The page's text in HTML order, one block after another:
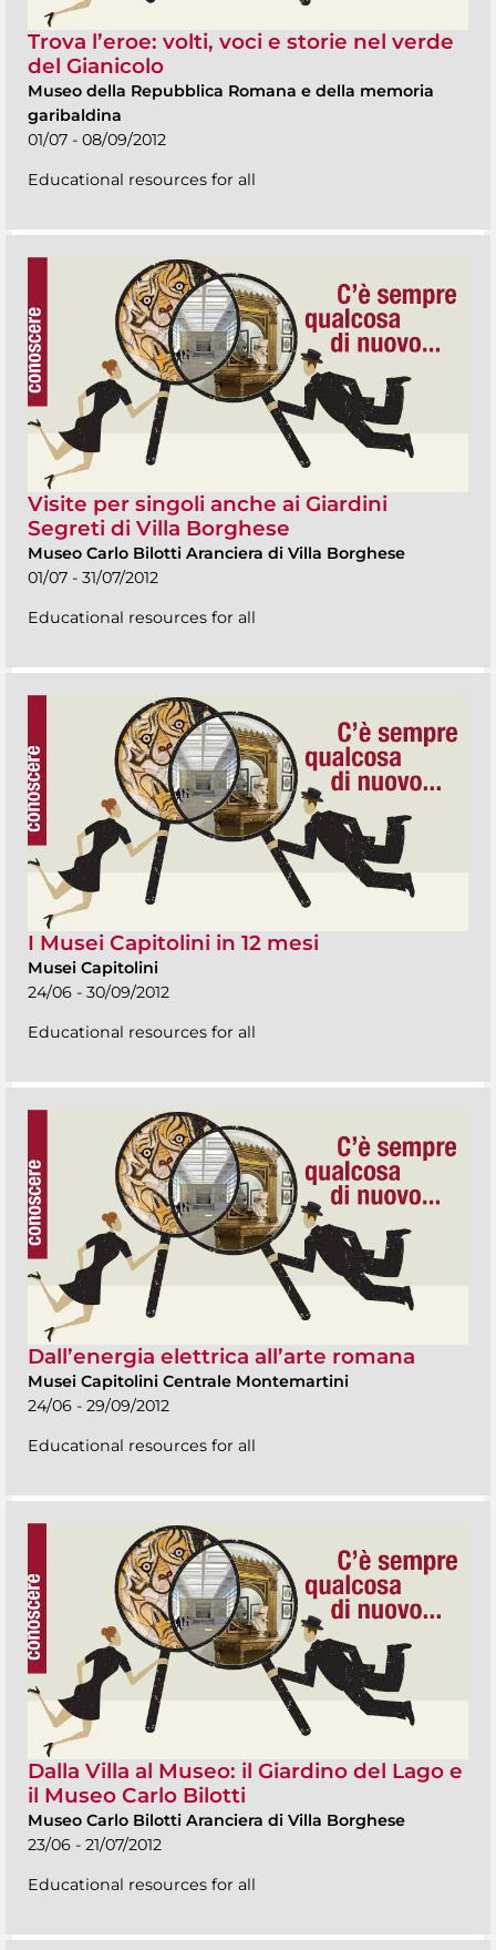
Trova l’eroe: volti, voci e storie nel verde
del Gianicolo
Museo della Repubblica Romana e della memoria
garibaldina
01/07 - 08/09/2012
Educational resources for all
Visite per singoli anche ai Giardini
Segreti di Villa Borghese
Museo Carlo Bilotti Aranciera di Villa Borghese
01/07 - 31/07/2012
Educational resources for all
I Musei Capitolini in 12 mesi
Musei Capitolini
24/06 - 30/09/2012
Educational resources for all
Dall’energia elettrica all’arte romana
Musei Capitolini Centrale Montemartini
24/06 - 29/09/2012
Educational resources for all
Dalla Villa al Museo: il Giardino del Lago e
il Museo Carlo Bilotti
Museo Carlo Bilotti Aranciera di Villa Borghese
23/06 - 21/07/2012
Educational resources for all